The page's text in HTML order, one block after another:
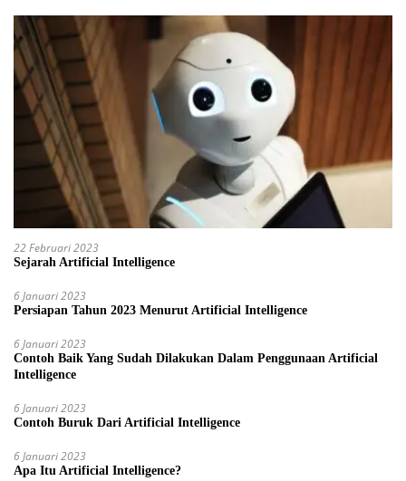
22 Februari 2023
Sejarah Artificial Intelligence
6 Januari 2023
Persiapan Tahun 2023 Menurut Artificial Intelligence
6 Januari 2023
Contoh Baik Yang Sudah Dilakukan Dalam Penggunaan Artificial
Intelligence
6 Januari 2023
Contoh Buruk Dari Artificial Intelligence
6 Januari 2023
Apa Itu Artificial Intelligence?